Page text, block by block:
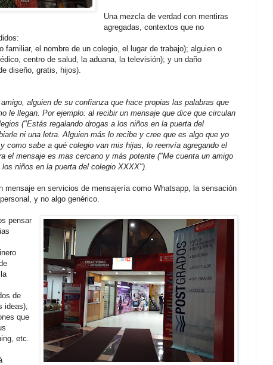
Una mezcla de verdad con mentiras
agregadas, contextos que no
familiar, el nombre de un colegio, el lugar de trabajo); alguien o
centro de salud, la aduana, la televisión); y un daño
diseño, gratis, hijos).
alguien de su confianza que hace propias las palabras que
le llegan. Por ejemplo: al recibir un mensaje que dice que circulan
("Estás regalando drogas a los niños en la puerta del
ni una letra. Alguien más lo recibe y cree que es algo que yo
como sabe a qué colegio van mis hijas, lo reenvía agregando el
el mensaje es mas cercano y más potente ("Me cuenta un amigo
niños en la puerta del colegio XXXX").
mensaje en servicios de mensajería como Whatsapp, la sensación
y no algo genérico.
pensar
de
ideas),
que
etc.